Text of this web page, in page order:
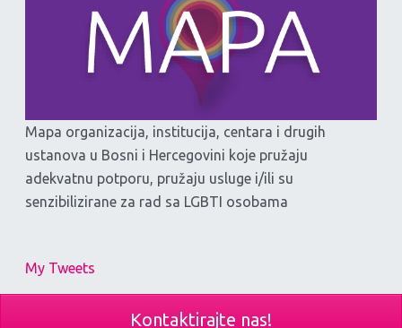
Mapa organizacija, institucija, centara i drugih
ustanova u Bosni i Hercegovini koje pružaju
adekvatnu potporu, pružaju usluge i/ili su
senzibilizirane za rad sa LGBTI osobama
My Tweets
Kontaktirajte nas!